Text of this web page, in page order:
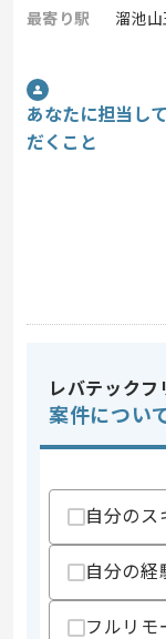
最寄り駅
溜池
あなたに担当し
だくこと
レバテック
案件につい
自分のス
自分の経
フルリモ